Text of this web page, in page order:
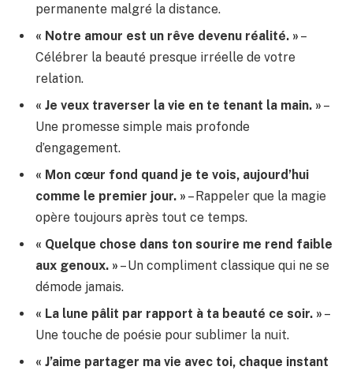
permanente malgré la distance.
« Notre amour est un rêve devenu réalité. » –
Célébrer la beauté presque irréelle de votre
relation.
« Je veux traverser la vie en te tenant la main. » –
Une promesse simple mais profonde
d’engagement.
« Mon cœur fond quand je te vois, aujourd’hui
comme le premier jour. » – Rappeler que la magie
opère toujours après tout ce temps.
« Quelque chose dans ton sourire me rend faible
aux genoux. » – Un compliment classique qui ne se
démode jamais.
« La lune pâlit par rapport à ta beauté ce soir. » –
Une touche de poésie pour sublimer la nuit.
« J’aime partager ma vie avec toi, chaque instant